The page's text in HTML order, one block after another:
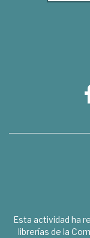
Esta actividad ha
librerías de la